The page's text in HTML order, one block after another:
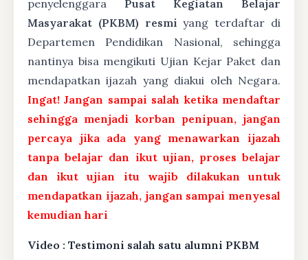
penyelenggara Pusat Kegiatan Belajar
Masyarakat (PKBM) resmi yang terdaftar di
Departemen Pendidikan Nasional, sehingga
nantinya bisa mengikuti Ujian Kejar Paket dan
mendapatkan ijazah yang diakui oleh Negara.
Ingat! Jangan sampai salah ketika mendaftar
sehingga menjadi korban penipuan, jangan
percaya jika ada yang menawarkan ijazah
tanpa belajar dan ikut ujian, proses belajar
dan ikut ujian itu wajib dilakukan untuk
mendapatkan ijazah, jangan sampai menyesal
kemudian hari
Video : Testimoni salah satu alumni PKBM